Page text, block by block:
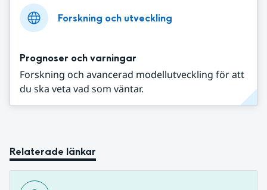
Forskning och utveckling
Prognoser och varningar
Forskning och avancerad modellutveckling för att
du ska veta vad som väntar.
Relaterade länkar